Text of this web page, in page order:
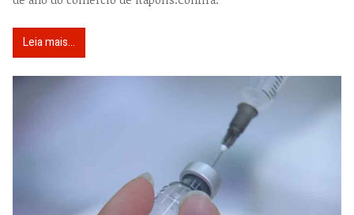
Leia mais...